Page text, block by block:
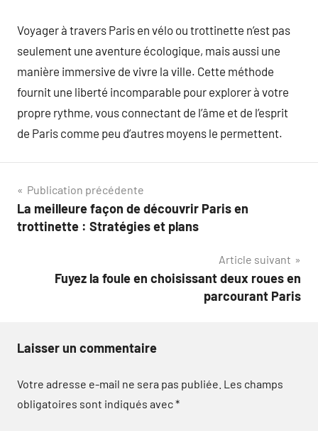
Voyager à travers Paris en vélo ou trottinette n’est pas
seulement une aventure écologique, mais aussi une
manière immersive de vivre la ville. Cette méthode
fournit une liberté incomparable pour explorer à votre
propre rythme, vous connectant de l’âme et de l’esprit
de Paris comme peu d’autres moyens le permettent.
Navigation
de
Publication précédente
La meilleure façon de découvrir Paris en
trottinette : Stratégies et plans
Article suivant
Fuyez la foule en choisissant deux roues en
parcourant Paris
Laisser un commentaire
Votre adresse e-mail ne sera pas publiée. Les champs
obligatoires sont indiqués avec*